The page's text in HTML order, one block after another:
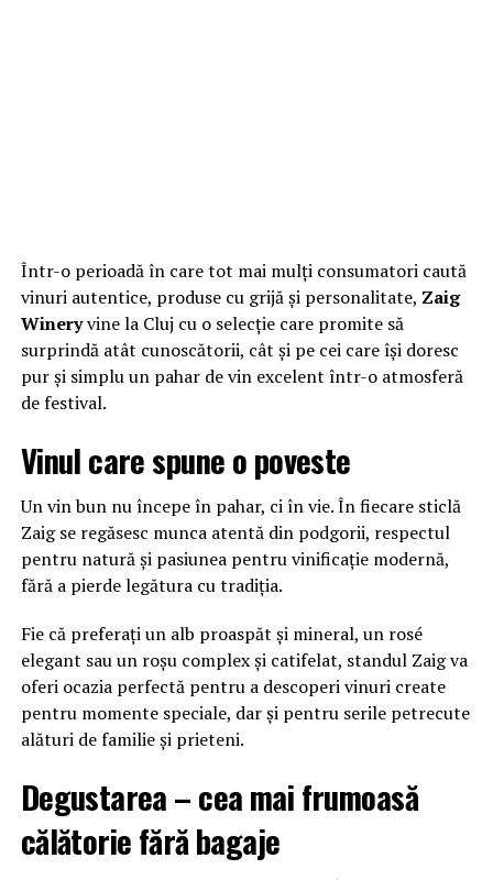
Într-o perioadă în care tot mai mulți consumatori caută
vinuri autentice, produse cu grijă și personalitate, Zaig
Wineryvine la Cluj cu o selecție care promite să
surprindă atât cunoscătorii, cât și pe cei care își doresc
pur și simplu un pahar de vin excelent într-o atmosferă
de festival.
Vinul care spune o poveste
Un vin bun nu începe în pahar, ci în vie. În fiecare sticlă
Zaig se regăsesc munca atentă din podgorii, respectul
pentru natură și pasiunea pentru vinificație modernă,
fără a pierde legătura cu tradiția.
Fie că preferați un alb proaspăt și mineral, un rosé
elegant sau un roșu complex și catifelat, standul Zaig va
oferi ocazia perfectă pentru a descoperi vinuri create
pentru momente speciale, dar și pentru serile petrecute
alături de familie și prieteni.
Degustarea – cea mai frumoasă
călătorie fără bagaje